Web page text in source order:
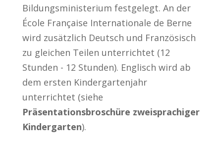
Bildungsministerium festgelegt. An der
École Française Internationale de Berne
wird zusätzlich Deutsch und Französisch
zu gleichen Teilen unterrichtet (12
Stunden - 12 Stunden). Englisch wird ab
dem ersten Kindergartenjahr
unterrichtet (siehe
Präsentationsbroschüre zweisprachiger
Kindergarten).